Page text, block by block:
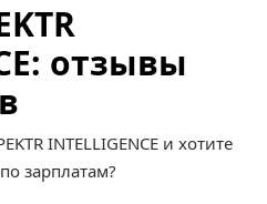
отзывы
INTELLIGENCE и хотите
зарплатам?